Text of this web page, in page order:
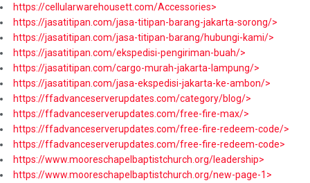
https://cellularwarehousett.com/Accessories>
https://jasatitipan.com/jasa-titipan-barang-jakarta-sorong/>
https://jasatitipan.com/jasa-titipan-barang/hubungi-kami/>
https://jasatitipan.com/ekspedisi-pengiriman-buah/>
https://jasatitipan.com/cargo-murah-jakarta-lampung/>
https://jasatitipan.com/jasa-ekspedisi-jakarta-ke-ambon/>
https://ffadvanceserverupdates.com/category/blog/>
https://ffadvanceserverupdates.com/free-fire-max/>
https://ffadvanceserverupdates.com/free-fire-redeem-code/>
https://ffadvanceserverupdates.com/free-fire-redeem-code>
https://www.mooreschapelbaptistchurch.org/leadership>
https://www.mooreschapelbaptistchurch.org/new-page-1>